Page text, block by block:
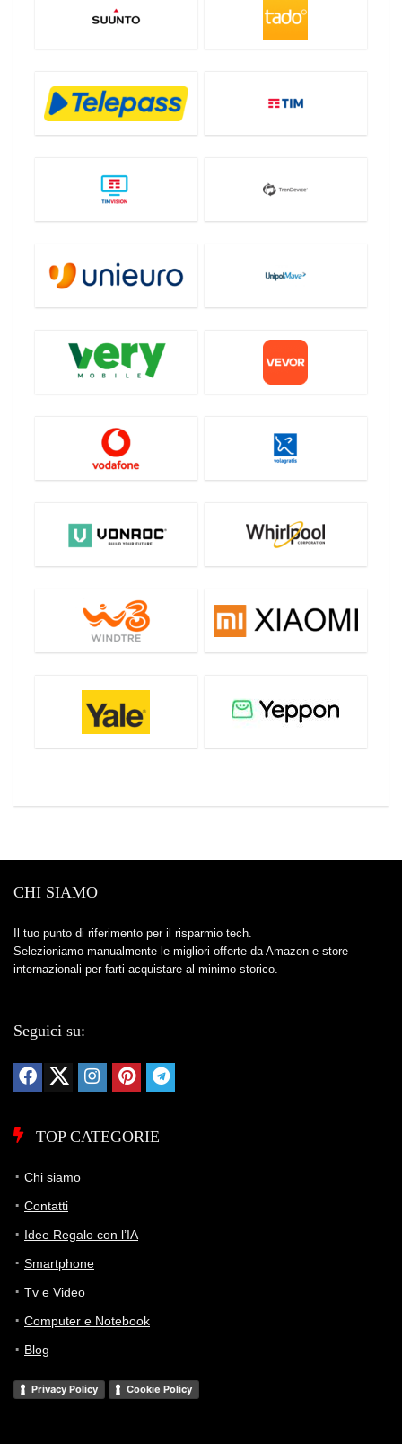
CHI SIAMO
Il tuo punto di riferimento per il risparmio tech.
Selezioniamo manualmente le migliori offerte da Amazon e store
internazionali per farti acquistare al minimo storico.
Seguici su:
TOP CATEGORIE
Chi siamo
Contatti
Idee Regalo con l’IA
Smartphone
Tv e Video
Computer e Notebook
Blog
Privacy Policy Cookie Policy